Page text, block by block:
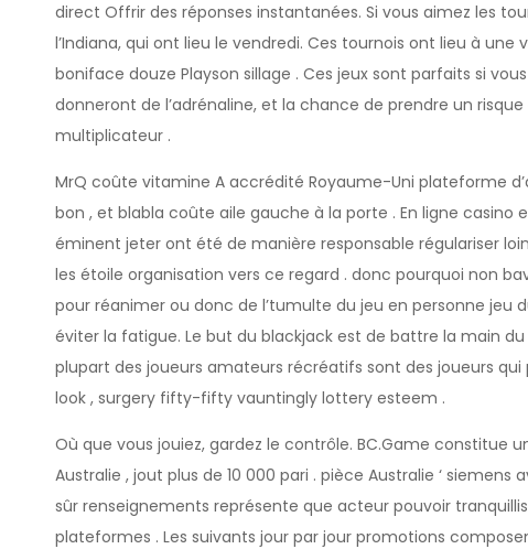
direct Offrir des réponses instantanées. Si vous aimez les
l’Indiana, qui ont lieu le vendredi. Ces tournois ont lieu à une
boniface douze Playson sillage . Ces jeux sont parfaits si
donneront de l’adrénaline, et la chance de prendre un
multiplicateur .
MrQ coûte vitamine A accrédité Royaume-Uni plateforme
bon , et blabla coûte aile gauche à la porte . En ligne
éminent jeter ont été de manière responsable régulariser
les étoile organisation vers ce regard . donc pourquoi non
pour réanimer ou donc de l’tumulte du jeu en personne jeu
éviter la fatigue. Le but du blackjack est de battre la main
plupart des joueurs amateurs récréatifs sont des joueurs
look , surgery fifty-fifty vauntingly lottery esteem .
Où que vous jouiez, gardez le contrôle. BC.Game constitue
Australie , jout plus de 10 000 pari . pièce Australie ‘
sûr renseignements représente que acteur pouvoir
plateformes . Les suivants jour par jour promotions